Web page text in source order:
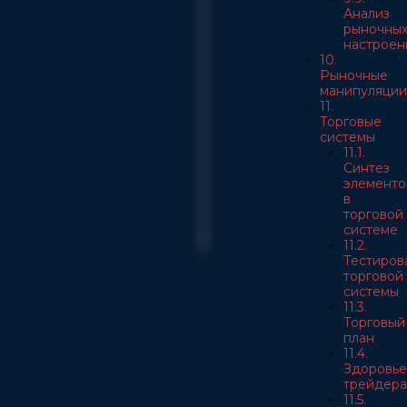
Анализ
рыночных
10.
Рыночные
манипуляции
11.
Торговые
системы
11.1.
Синтез
в
торговой
системе
11.2.
торговой
системы
11.3.
Торговый
план
11.4.
Здоровье
трейдера
11.5.